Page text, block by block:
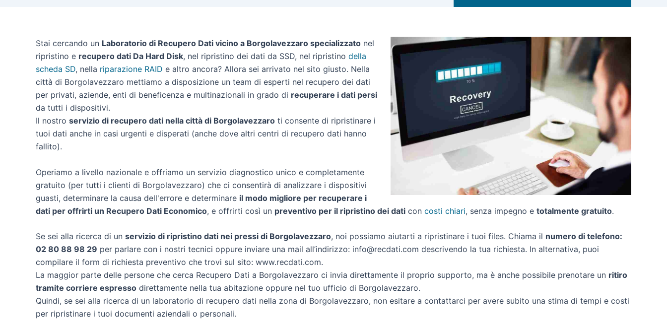
Stai cercando un Laboratorio di Recupero Dati vicino a Borgolavezzaro specializzato nel
ripristino e recupero dati Da Hard Disk, nel ripristino dei dati da SSD, nel ripristino della
scheda SD, nella riparazione RAID e altro ancora? Allora sei arrivato nel sito giusto. Nella
città di Borgolavezzaro mettiamo a disposizione un team di esperti nel recupero dei dati
per privati, aziende, enti di beneficenza e multinazionali in grado di recuperare i dati persi
da tutti i dispositivi.
Il nostro servizio di recupero dati nella città di Borgolavezzaro ti consente di ripristinare i
tuoi dati anche in casi urgenti e disperati (anche dove altri centri di recupero dati hanno
fallito).
Operiamo a livello nazionale e offriamo un servizio diagnostico unico e completamente
gratuito (per tutti i clienti di Borgolavezzaro) che ci consentirà di analizzare i dispositivi
guasti, determinare la causa dell'errore e determinare il modo migliore per recuperare i
dati per offrirti un Recupero Dati Economico, e offrirti così un preventivo per il ripristino dei dati con costi chiari, senza impegno e totalmente gratuito.
Se sei alla ricerca di un servizio di ripristino dati nei pressi di Borgolavezzaro, noi possiamo aiutarti a ripristinare i tuoi files. Chiama il numero di telefono:
02 80 88 98 29 per parlare con i nostri tecnici oppure inviare una mail all’indirizzo: info@recdati.com descrivendo la tua richiesta. In alternativa, puoi
compilare il form di richiesta preventivo che trovi sul sito: www.recdati.com.
La maggior parte delle persone che cerca Recupero Dati a Borgolavezzaro ci invia direttamente il proprio supporto, ma è anche possibile prenotare un ritiro
tramite corriere espresso direttamente nella tua abitazione oppure nel tuo ufficio di Borgolavezzaro.
Quindi, se sei alla ricerca di un laboratorio di recupero dati nella zona di Borgolavezzaro, non esitare a contattarci per avere subito una stima di tempi e costi
per ripristinare i tuoi documenti aziendali o personali.